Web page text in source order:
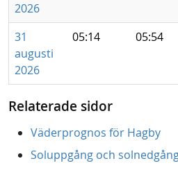
2026
31
augusti
2026
05:14 05:54
Relaterade sidor
Väderprognos för Hagby
Soluppgång och